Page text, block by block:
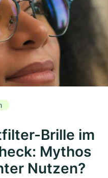
Brille im
Mythos
Nutzen?